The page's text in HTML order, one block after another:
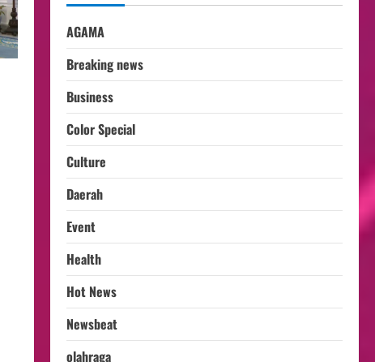
AGAMA
Breaking news
Business
Color Special
Culture
Daerah
Event
Health
Hot News
Newsbeat
olahraga